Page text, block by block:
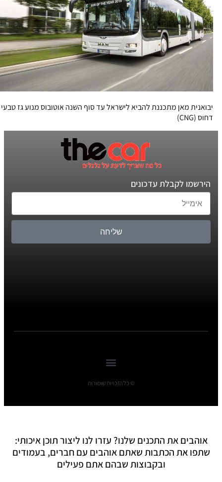
יבואנית מאן מתכננת להביא לישראל עד סוף השנה אוטובוס מנוע גז טבעי
דחוס (CNG)
הירשמו לקבלת עדכונים
שליחה
© כל הזכויות שומורות
אוהבים את התכנים שלנו? עזרו לנו ליצור תוכן איכותי:
שתפו את הכתבות שאתם אוהבים עם חברים, בעמודים
ובקבוצות שבהם אתם פעילים